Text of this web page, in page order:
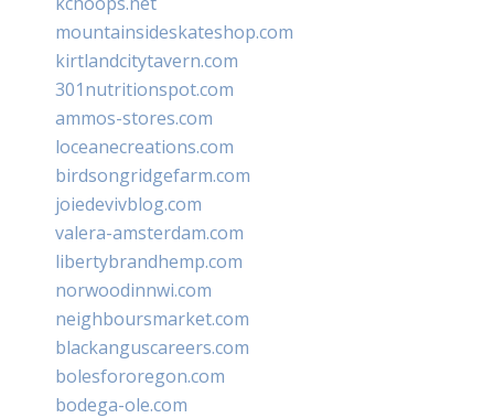
mountainsideskateshop.com
kirtlandcitytavern.com
301nutritionspot.com
ammos-stores.com
loceanecreations.com
birdsongridgefarm.com
joiedevivblog.com
valera-amsterdam.com
libertybrandhemp.com
norwoodinnwi.com
neighboursmarket.com
blackanguscareers.com
bolesfororegon.com
bodega-ole.com